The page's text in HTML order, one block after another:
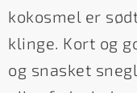
kokosmel er
klinge. Kort og
og snasket